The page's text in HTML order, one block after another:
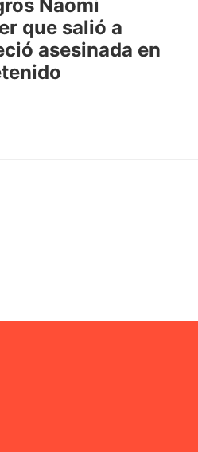
Naomi
que salió a
asesinada en